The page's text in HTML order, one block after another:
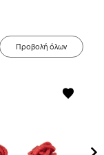
Προβολή όλων